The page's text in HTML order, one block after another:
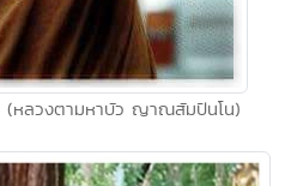
(หลวงตามหาบัว ญาณสัมปันโน)